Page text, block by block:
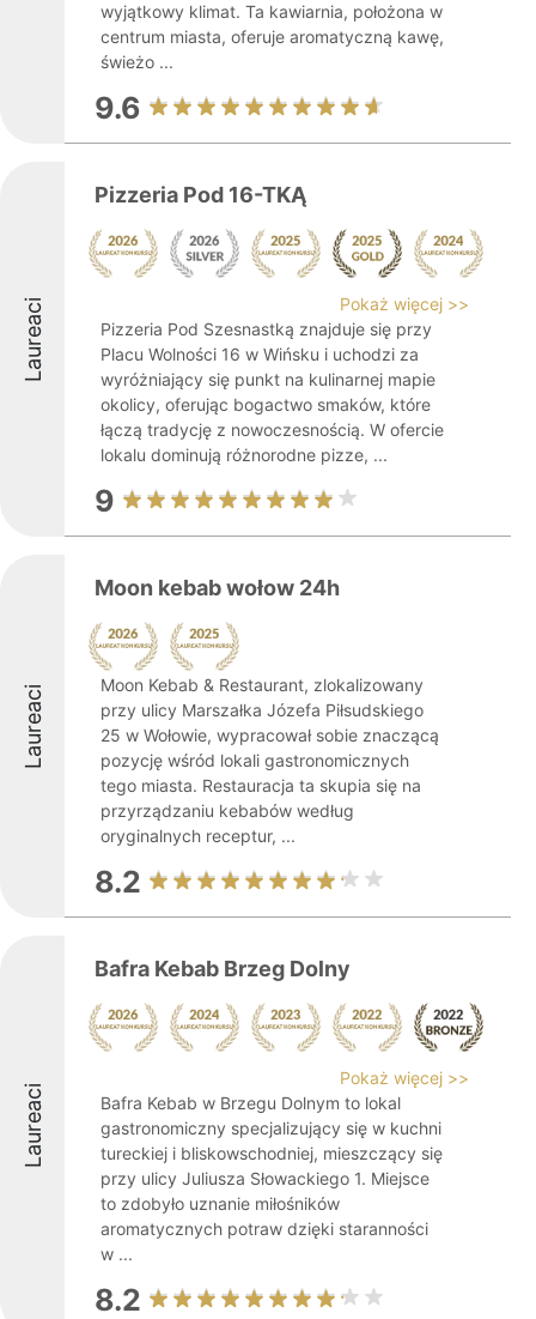
wyjątkowy klimat. Ta kawiarnia, położona w
centrum miasta, oferuje aromatyczną kawę,
świeżo ...
9.6
Laureaci
Pizzeria Pod 16-TKĄ
Pokaż więcej >>
Pizzeria Pod Szesnastką znajduje się przy
Placu Wolności 16 w Wińsku i uchodzi za
wyróżniający się punkt na kulinarnej mapie
okolicy, oferując bogactwo smaków, które
łączą tradycję z nowoczesnością. W ofercie
lokalu dominują różnorodne pizze, ...
9
Laureaci
Moon kebab wołow 24h
Moon Kebab & Restaurant, zlokalizowany
przy ulicy Marszałka Józefa Piłsudskiego
25 w Wołowie, wypracował sobie znaczącą
pozycję wśród lokali gastronomicznych
tego miasta. Restauracja ta skupia się na
przyrządzaniu kebabów według
oryginalnych receptur, ...
8.2
Laureaci
Bafra Kebab Brzeg Dolny
Pokaż więcej >>
Bafra Kebab w Brzegu Dolnym to lokal
gastronomiczny specjalizujący się w kuchni
tureckiej i bliskowschodniej, mieszczący się
przy ulicy Juliusza Słowackiego 1. Miejsce
to zdobyło uznanie miłośników
aromatycznych potraw dzięki staranności
w ...
8.2